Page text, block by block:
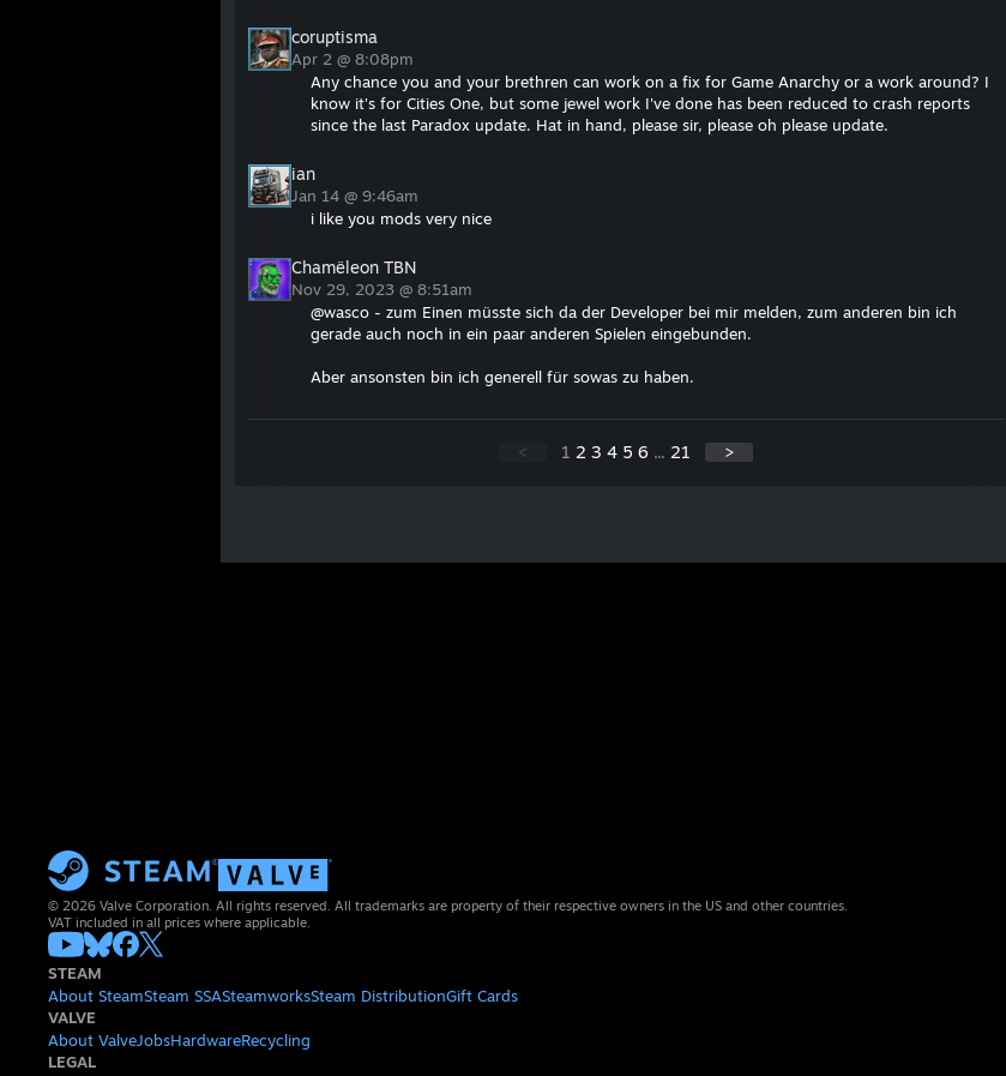
coruptisma
Apr 2 @ 8:08pm
Any chance you and your brethren can work on a fix for Game Anarchy or a work around? I
know it's for Cities One, but some jewel work I've done has been reduced to crash reports
since the last Paradox update. Hat in hand, please sir, please oh please update.
ian
Jan 14 @ 9:46am
i like you mods very nice
Chamëleon TBN
Nov 29, 2023 @ 8:51am
@wasco - zum Einen müsste sich da der Developer bei mir melden, zum anderen bin ich
gerade auch noch in ein paar anderen Spielen eingebunden.
Aber ansonsten bin ich generell für sowas zu haben.
< 1 2 3 4 5 6 ... 21 >
© 2026 Valve Corporation. All rights reserved. All trademarks are property of their respective owners in the US and other countries.
VAT included in all prices where applicable.
STEAM
About SteamSteam SSASteamworksSteam DistributionGift Cards
VALVE
About ValveJobsHardwareRecycling
LEGAL